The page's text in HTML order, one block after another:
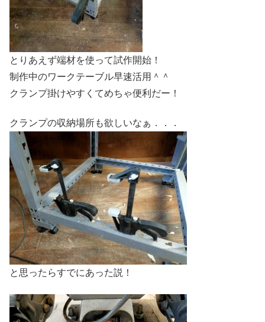
とりあえず端材を使って試作開始！
制作中のワークテーブル早速活用＾＾
クランプ掛けやすくてめちゃ便利だー！
クランプの収納場所も欲しいなぁ．．．
と思ったらすでにあった説！